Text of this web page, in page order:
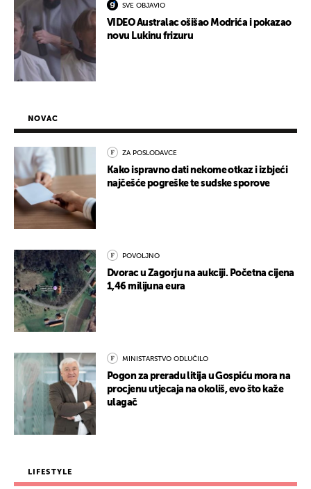
SVE OBJAVIO
VIDEO Australac ošišao Modrića i pokazao
novu Lukinu frizuru
NOVAC
ZA POSLODAVCE
Kako ispravno dati nekome otkaz i izbjeći
najčešće pogreške te sudske sporove
POVOLJNO
Dvorac u Zagorju na aukciji. Početna cijena
1,46 milijuna eura
MINISTARSTVO ODLUČILO
Pogon za preradu litija u Gospiću mora na
procjenu utjecaja na okoliš, evo što kaže
ulagač
LIFESTYLE